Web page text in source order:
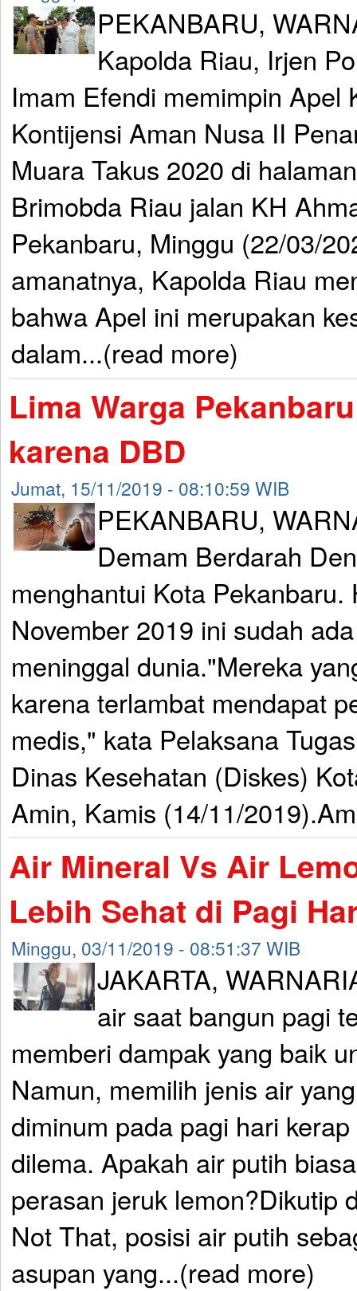
PEKANBARU,
Kapolda Riau, Irjen
Imam Efendi memimpin Apel
Kontijensi Aman Nusa II
Muara Takus 2020 di
Brimobda Riau jalan KH
Pekanbaru, Minggu (22/03/
amanatnya, Kapolda Riau
bahwa Apel ini merupakan
dalam...(read more)
Lima Warga
karena DBD
Jumat, 15/11/2019 - 08:10:59 WIB
PEKANBARU,
Demam Berdarah
menghantui Kota Pekanbaru.
November 2019 ini sudah
meninggal dunia."Mereka
karena terlambat mendapat
medis," kata Pelaksana
Dinas Kesehatan (Diskes)
Amin, Kamis (14/11/
Air Mineral Vs Air
Lebih Sehat di Pagi
Minggu, 03/11/2019 - 08:51:37 WIB
JAKARTA,
air saat bangun pagi
memberi dampak yang baik
Namun, memilih jenis air
diminum pada pagi hari
dilema. Apakah air putih
perasan jeruk lemon?Dikutip
Not That, posisi air putih
asupan yang...(read more)